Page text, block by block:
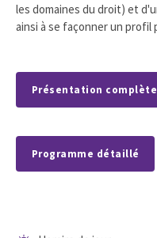
les domaines du droit) et
ainsi à se façonner un profil
Présentation
Programme détaillé